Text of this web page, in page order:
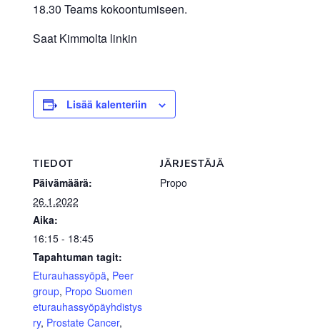
18.30 Teams kokoontumiseen.
Saat Kimmolta linkin
Lisää kalenteriin
TIEDOT
Päivämäärä:
26.1.2022
Aika:
16:15 - 18:45
Tapahtuman tagit:
Eturauhassyöpä, Peer
group, Propo Suomen
eturauhassyöpäyhdistys
ry, Prostate Cancer,
JÄRJESTÄJÄ
Propo